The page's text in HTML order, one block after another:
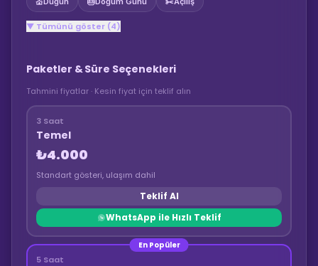
▼ Tümünü göster (4)
Paketler & Süre Seçenekleri
Tahmini fiyatlar · Kesin fiyat için teklif alın
3 Saat
Temel
₺4.000
Standart gösteri, ulaşım dahil
Teklif Al
WhatsApp ile Hızlı Teklif
En Popüler
5 Saat